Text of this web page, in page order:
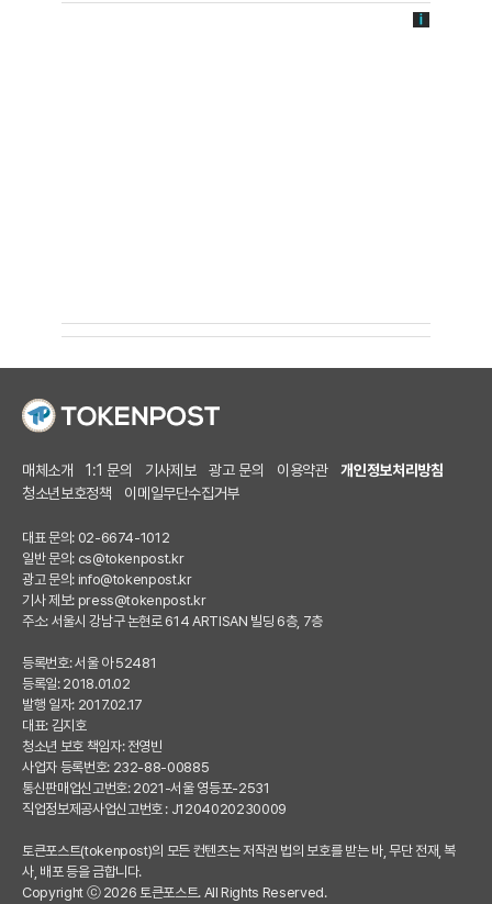
매체소개 1:1 문의 기사제보 광고 문의 이용약관
개인정보처리방침
청소년보호정책
이메일무단수집거부
대표 문의: 02-6674-1012
일반 문의: cs@tokenpost.kr
광고 문의: info@tokenpost.kr
기사 제보: press@tokenpost.kr
주소: 서울시 강남구 논현로 614 ARTISAN 빌딩 6층, 7층
등록번호: 서울 아 52481
등록일: 2018.01.02
발행 일자: 2017.02.17
대표: 김지호
청소년 보호 책임자: 전영빈
사업자 등록번호: 232-88-00885
통신판매업신고번호: 2021-서울 영등포-2531
직업정보제공사업신고번호 : J1204020230009
토큰포스트(tokenpost)의 모든 컨텐츠는 저작권 법의 보호를 받는 바, 무단 전재, 복
사, 배포 등을 금합니다.
Copyright ⓒ 2026 토큰포스트. All Rights Reserved.